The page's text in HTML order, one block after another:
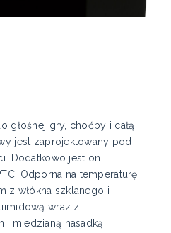
głośnej gry, choćby i całą
jest zaprojektowany pod
Dodatkowo jest on
Odporna na temperaturę
z włókna szklanego i
wraz z
i miedzianą nasadką